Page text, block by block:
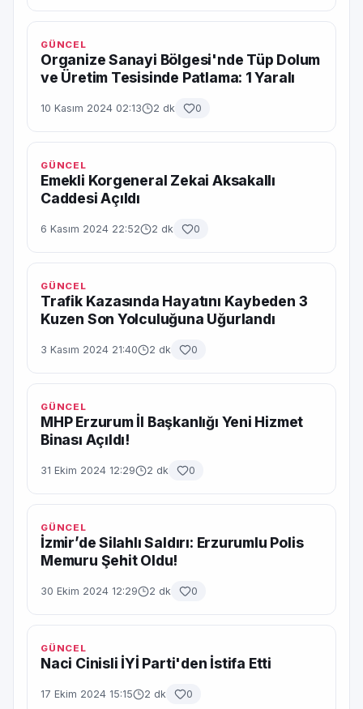
GÜNCEL
Organize Sanayi Bölgesi'nde Tüp Dolum
ve Üretim Tesisinde Patlama: 1 Yaralı
10 Kasım 2024 02:13 2 dk 0
GÜNCEL
Emekli Korgeneral Zekai Aksakallı
Caddesi Açıldı
6 Kasım 2024 22:52 2 dk 0
GÜNCEL
Trafik Kazasında Hayatını Kaybeden 3
Kuzen Son Yolculuğuna Uğurlandı
3 Kasım 2024 21:40 2 dk 0
GÜNCEL
MHP Erzurum İl Başkanlığı Yeni Hizmet
Binası Açıldı!
31 Ekim 2024 12:29 2 dk 0
GÜNCEL
İzmir’de Silahlı Saldırı: Erzurumlu Polis
Memuru Şehit Oldu!
30 Ekim 2024 12:29 2 dk 0
GÜNCEL
Naci Cinisli İYİ Parti'den İstifa Etti
17 Ekim 2024 15:15 2 dk 0